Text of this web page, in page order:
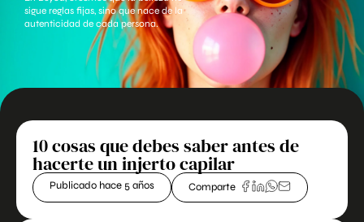
sigue reglas fijas, sino que nace de la
autenticidad de cada persona.
10 cosas que debes saber antes de
hacerte un injerto capilar
Publicado hace 5 años